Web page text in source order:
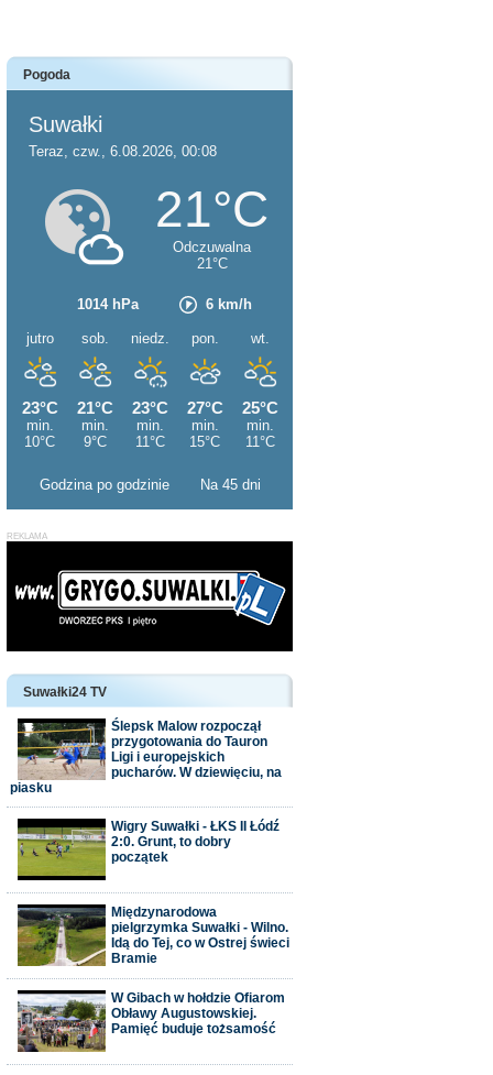
Pogoda
Godzina po godzinie Na 45 dni
Suwałki24 TV
Ślepsk Malow rozpoczął
przygotowania do Tauron
Ligi i europejskich
pucharów. W dziewięciu, na
piasku
Wigry Suwałki - ŁKS II Łódź
2:0. Grunt, to dobry
początek
Międzynarodowa
pielgrzymka Suwałki - Wilno.
Idą do Tej, co w Ostrej świeci
Bramie
W Gibach w hołdzie Ofiarom
Obławy Augustowskiej.
Pamięć buduje tożsamość